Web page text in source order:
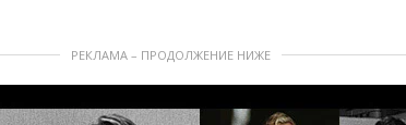
РЕКЛАМА – ПРОДОЛЖЕНИЕ НИЖЕ